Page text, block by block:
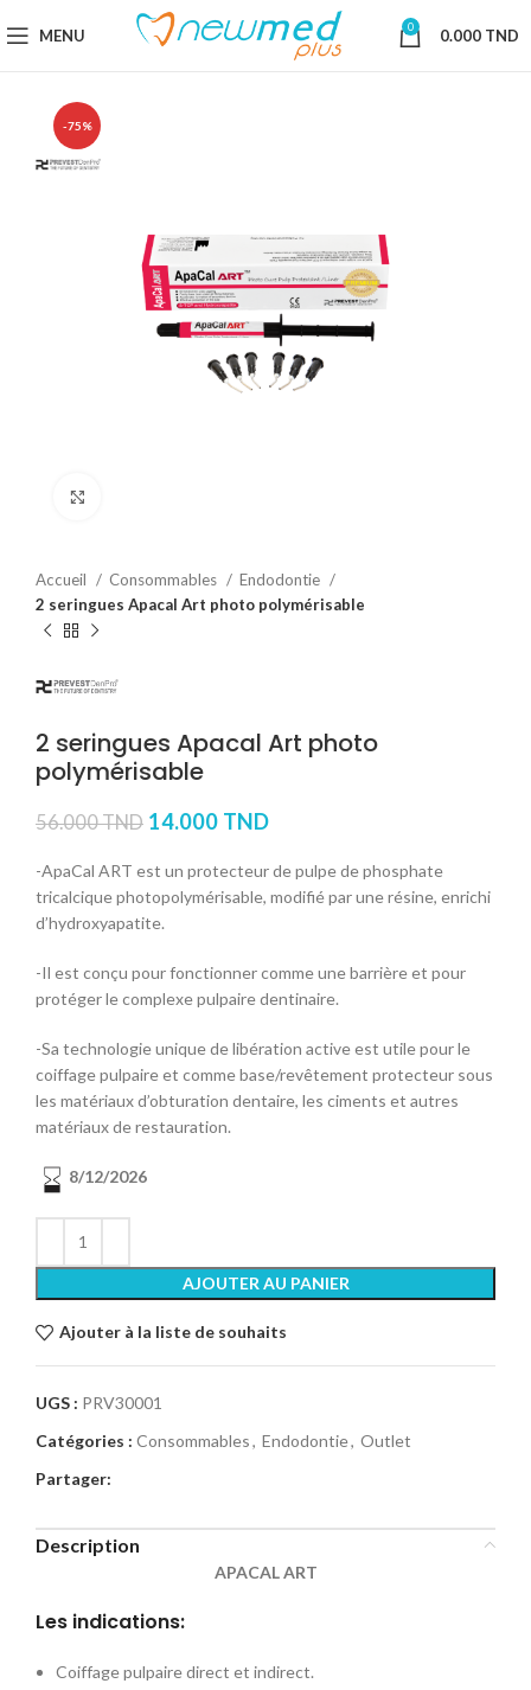
MENU 0 0.000 TND
-75%
Accueil Consommables
Endodontie
2 seringues Apacal Art photo polymérisable
2 seringues Apacal Art photo
polymérisable
56.000TND 14.000 TND
-ApaCal ART est un protecteur de pulpe de phosphate
tricalcique photopolymérisable, modifié par une résine, enrichi
d’hydroxyapatite.
-Il est conçu pour fonctionner comme une barrière et pour
protéger le complexe pulpaire dentinaire.
-Sa technologie unique de libération active est utile pour le
coiffage pulpaire et comme base/revêtement protecteur sous
les matériaux d’obturation dentaire, les ciments et autres
matériaux de restauration.
8/12/2026
AJOUTER AU PANIER
Ajouter à la liste de souhaits
UGS : PRV30001
Catégories : Consommables, Endodontie, Outlet
Partager:
Description
APACAL ART
Les indications:
Coiffage pulpaire direct et indirect.